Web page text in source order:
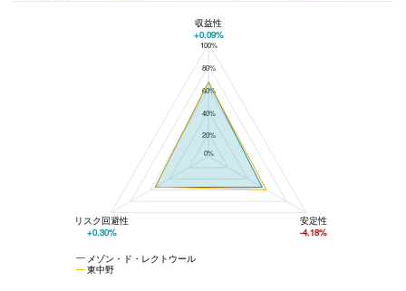
メゾン・ド・レクトウールと東中野の平均値の総合評価の比較
100%
80%
60%
40%
20%
0%
メゾン・ド・レクトウール
東中野
収益性
+0.09%
リスク回避性
+0.30%
安定性
-4.18%